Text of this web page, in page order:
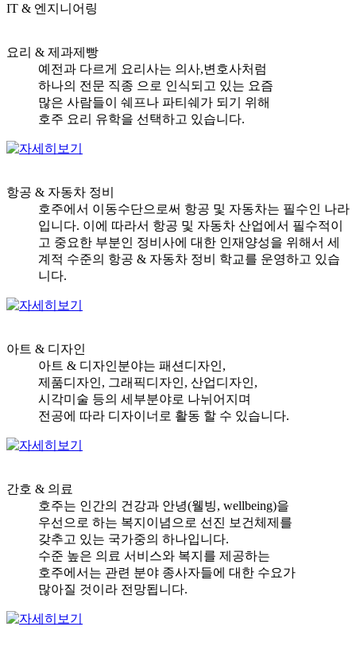
IT & 엔지니어링
요리 & 제과제빵
예전과 다르게 요리사는 의사,변호사처럼
하나의 전문 직종 으로 인식되고 있는 요즘
많은 사람들이 쉐프나 파티쉐가 되기 위해
호주 요리 유학을 선택하고 있습니다.
항공 & 자동차 정비
호주에서 이동수단으로써 항공 및 자동차는 필수인 나라
입니다. 이에 따라서 항공 및 자동차 산업에서 필수적이
고 중요한 부분인 정비사에 대한 인재양성을 위해서 세
계적 수준의 항공 & 자동차 정비 학교를 운영하고 있습
니다.
아트 & 디자인
아트 & 디자인분야는 패션디자인,
제품디자인, 그래픽디자인, 산업디자인,
시각미술 등의 세부분야로 나뉘어지며
전공에 따라 디자이너로 활동 할 수 있습니다.
간호 & 의료
호주는 인간의 건강과 안녕(웰빙, wellbeing)을
우선으로 하는 복지이념으로 선진 보건체제를
갖추고 있는 국가중의 하나입니다.
수준 높은 의료 서비스와 복지를 제공하는
호주에서는 관련 분야 종사자들에 대한 수요가
많아질 것이라 전망됩니다.